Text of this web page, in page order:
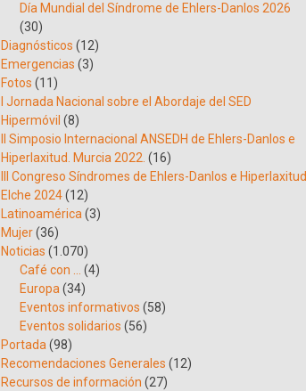
Día Mundial del Síndrome de Ehlers-Danlos 2026
(30)
Diagnósticos (12)
Emergencias (3)
Fotos (11)
I Jornada Nacional sobre el Abordaje del SED
Hipermóvil (8)
II Simposio Internacional ANSEDH de Ehlers-Danlos e
Hiperlaxitud. Murcia 2022. (16)
III Congreso Síndromes de Ehlers-Danlos e Hiperlaxitud.
Elche 2024(12)
Latinoamérica (3)
Mujer(36)
Noticias (1.070)
Café con …
(4)
Europa (34)
Eventos informativos (58)
Eventos solidarios (56)
Portada (98)
Recomendaciones Generales (12)
Recursos de información (27)